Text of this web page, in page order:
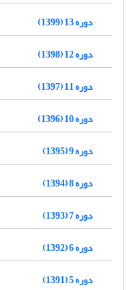
دوره 13 (1399)
دوره 12 (1398)
دوره 11 (1397)
دوره 10 (1396)
دوره 9 (1395)
دوره 8 (1394)
دوره 7 (1393)
دوره 6 (1392)
دوره 5 (1391)